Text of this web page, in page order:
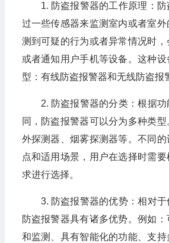
1. 防盗报警器的工作原理：
过一些传感器来监测室内或者室
测到可疑的行为或者异常情况时
或者通知用户手机等设备。这种
型：有线防盗报警器和无线防盗报
2. 防盗报警器的分类：根据
同，防盗报警器可以分为多种类
外探测器、烟雾探测器等。不同
点和适用场景，用户在选择时需
求进行选择。
3. 防盗报警器的优势：相对于
防盗报警器具有诸多优势。例如：
和监测、具有智能化的功能、支持